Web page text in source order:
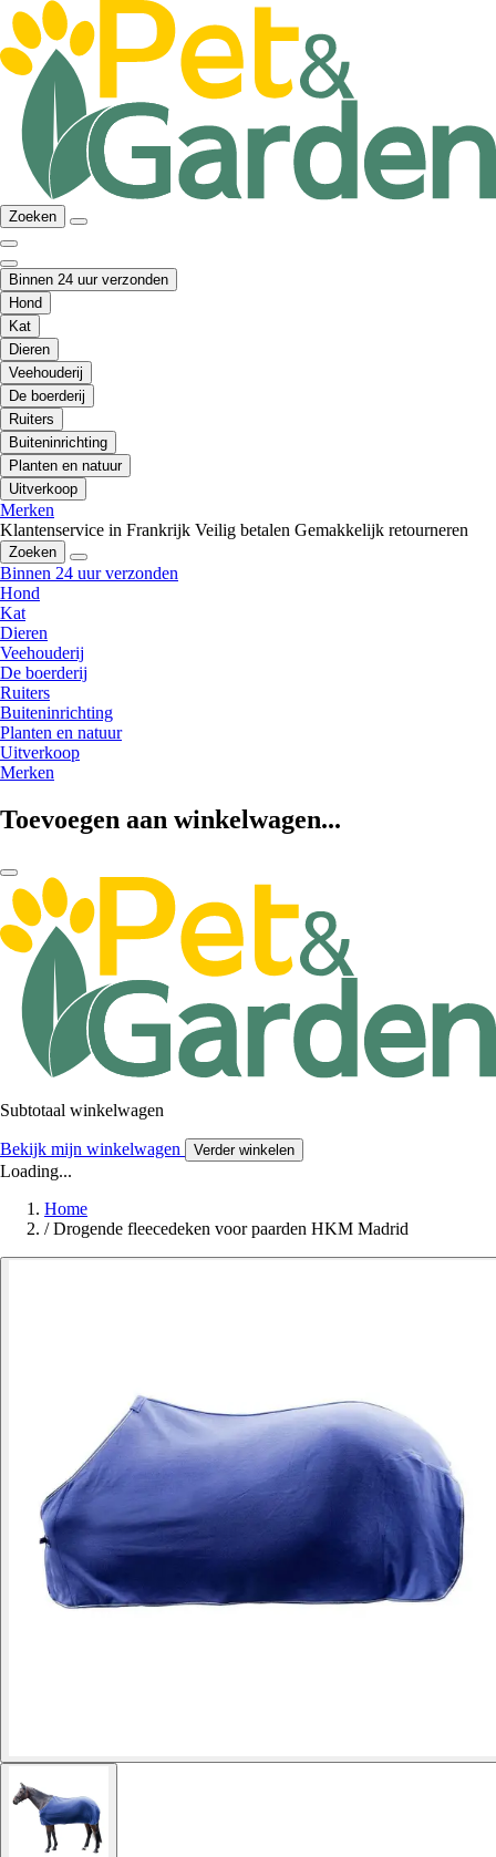
Zoeken
Binnen 24 uur verzonden
Hond
Kat
Dieren
Veehouderij
De boerderij
Ruiters
Buiteninrichting
Planten en natuur
Uitverkoop
Merken
Klantenservice in Frankrijk Veilig betalen Gemakkelijk retourneren
Zoeken
Binnen 24 uur verzonden
Hond
Kat
Dieren
Veehouderij
De boerderij
Ruiters
Buiteninrichting
Planten en natuur
Uitverkoop
Merken
Toevoegen aan winkelwagen...
Subtotaal winkelwagen
Bekijk mijn winkelwagen Verder winkelen
Loading...
Home
/ Drogende fleecedeken voor paarden HKM Madrid